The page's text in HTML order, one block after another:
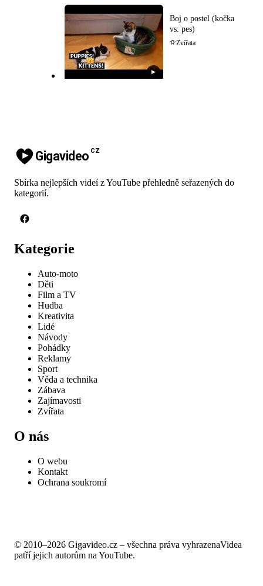
▶
Boj o postel (kočka
vs. pes)
Zvířata
Gigavideo CZ
Sbírka nejlepších videí z YouTube přehledně seřazených do
kategorií.
Kategorie
Auto-moto
Děti
Film a TV
Hudba
Kreativita
Lidé
Návody
Pohádky
Reklamy
Sport
Věda a technika
Zábava
Zajímavosti
Zvířata
O nás
O webu
Kontakt
Ochrana soukromí
© 2010–2026 Gigavideo.cz – všechna práva vyhrazenaVidea
patří jejich autorům na YouTube.